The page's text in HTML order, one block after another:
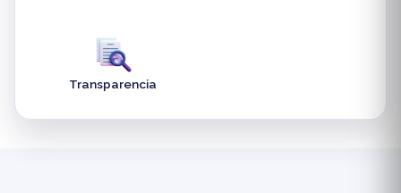
Transparencia